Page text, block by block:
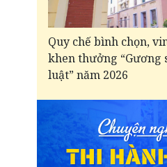
Quy chế bình chọn,
khen thưởng “Gương
luật” năm 2026